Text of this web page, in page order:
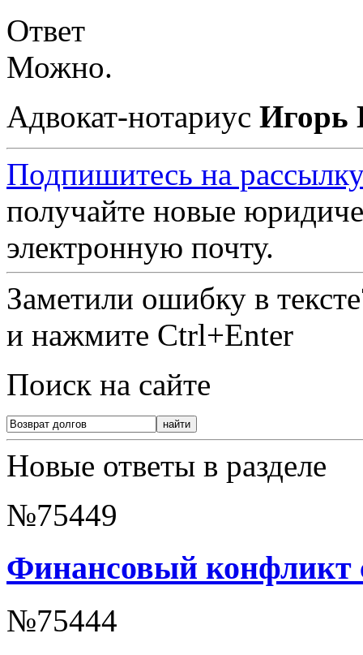
Ответ
Можно.
Адвокат-нотариус Игорь
Подпишитесь на
получайте новые
электронную почту.
Заметили ошибку в
и нажмите Ctrl+Enter
Поиск на сайте
Новые ответы в разделе
№75449
Финансовый конфликт
№75444